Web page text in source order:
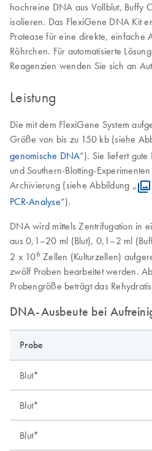
hochreine DNA aus Vollblut, Buffy
isolieren. Das FlexiGene DNA Kit
Protease für eine direkte, einfache
Röhrchen. Für automatisierte
Reagenzien wenden Sie sich an
Leistung
Die mit dem FlexiGene System
Größe von bis zu 150 kb (siehe
genomische DNA“). Sie liefert gute
und Southern-Blotting-
Archivierung (siehe Abbildung „
PCR-Analyse“).
DNA wird mittels Zentrifugation in
aus 0,1–20 ml (Blut), 0,1–2 ml
2 x 106 Zellen (Kulturzellen)
zwölf Proben bearbeitet werden.
Probengröße beträgt das
DNA-Ausbeute bei
Probe
Blut*
Blut*
Blut*